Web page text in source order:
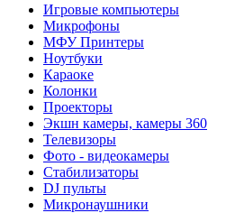
Игровые компьютеры
Микрофоны
МФУ Принтеры
Ноутбуки
Караоке
Колонки
Проекторы
Экшн камеры, камеры 360
Телевизоры
Фото - видеокамеры
Стабилизаторы
DJ пульты
Микронаушники